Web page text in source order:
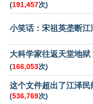
(191,457次)
小笑话：宋祖英垄断江
大科学家往返天堂地
(166,053次)
这个文件超出了江泽
(536,769次)